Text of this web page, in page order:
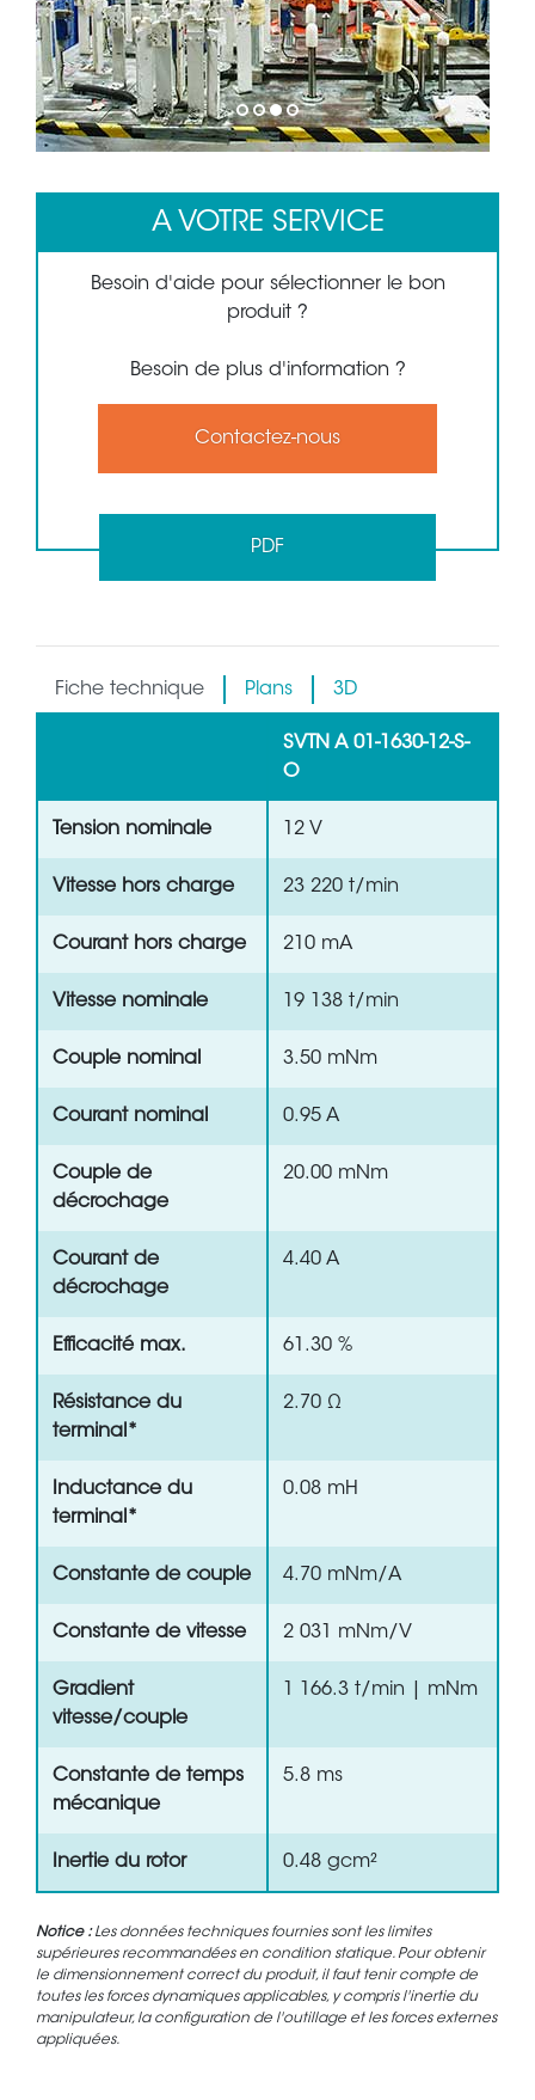
1 2 3 4
A VOTRE SERVICE
Besoin d'aide pour sélectionner le bon
produit ?
Besoin de plus d'information ?
Contactez-nous
PDF
Fiche technique Plans 3D
SVTN A 01-1630-12-S-
O
Tension nominale 12 V
Vitesse hors charge 23 220 t/min
Courant hors charge 210 mA
Vitesse nominale 19 138 t/min
Couple nominal 3.50 mNm
Courant nominal 0.95 A
Couple de
décrochage
20.00 mNm
Courant de
décrochage
4.40 A
Efficacité max. 61.30 %
Résistance du
terminal*
2.70 Ω
Inductance du
terminal*
0.08 mH
Constante de couple 4.70 mNm/A
Constante de vitesse 2 031 mNm/V
Gradient
vitesse/couple
1 166.3 t/min | mNm
Constante de temps
mécanique
5.8 ms
Inertie du rotor 0.48 gcm²
Notice :Les données techniques fournies sont les limites
supérieures recommandées en condition statique. Pour obtenir
le dimensionnement correct du produit, il faut tenir compte de
toutes les forces dynamiques applicables, y compris l'inertie du
manipulateur, la configuration de l'outillage et les forces externes
appliquées.